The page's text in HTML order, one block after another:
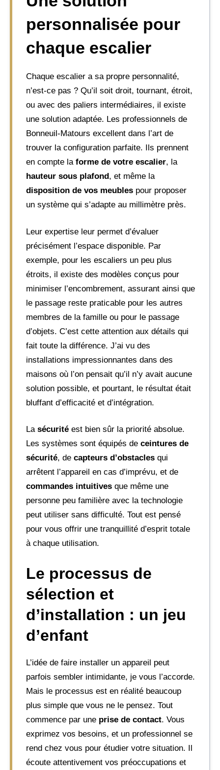
personnalisée pour
chaque escalier
Chaque escalier a sa propre personnalité,
n’est-ce pas ? Qu’il soit droit, tournant, étroit,
ou avec des paliers intermédiaires, il existe
une solution adaptée. Les professionnels de
Bonneuil-Matours excellent dans l’art de
trouver la configuration parfaite. Ils prennent
en compte la forme de votre escalier, la
hauteur sous plafond, et même la
disposition de vos meubles pour proposer
un système qui s’adapte au millimètre près.
Leur expertise leur permet d’évaluer
précisément l’espace disponible. Par
exemple, pour les escaliers un peu plus
étroits, il existe des modèles conçus pour
minimiser l’encombrement, assurant ainsi que
le passage reste praticable pour les autres
membres de la famille ou pour le passage
d’objets. C’est cette attention aux détails qui
fait toute la différence. J’ai vu des
installations impressionnantes dans des
maisons où l’on pensait qu’il n’y avait aucune
solution possible, et pourtant, le résultat était
bluffant d’efficacité et d’intégration.
La sécurité est bien sûr la priorité absolue.
Les systèmes sont équipés de ceintures de
sécurité, de capteurs d’obstacles qui
arrêtent l’appareil en cas d’imprévu, et de
commandes intuitives que même une
personne peu familière avec la technologie
peut utiliser sans difficulté. Tout est pensé
pour vous offrir une tranquillité d’esprit totale
à chaque utilisation.
Le processus de
sélection et
d’installation : un jeu
d’enfant
L’idée de faire installer un appareil peut
parfois sembler intimidante, je vous l’accorde.
Mais le processus est en réalité beaucoup
plus simple que vous ne le pensez. Tout
commence par une prise de contact. Vous
exprimez vos besoins, et un professionnel se
rend chez vous pour étudier votre situation. Il
écoute attentivement vos préoccupations et